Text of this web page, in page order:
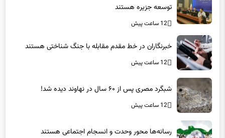
12 ساعت پیش
12 ساعت پیش
12 ساعت پیش
12 ساعت پیش